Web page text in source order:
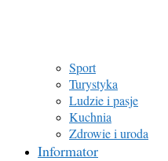
Sport
Turystyka
Ludzie i pasje
Kuchnia
Zdrowie i uroda
Informator